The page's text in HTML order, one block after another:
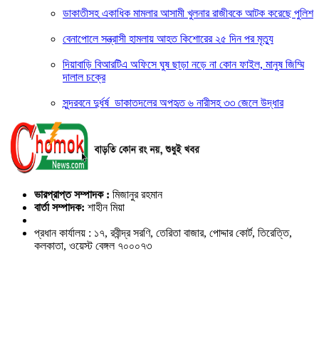
ডাকাতীসহ একাধিক মামলার আসামী খুলনার রাজীবকে আটক করেছে পুলিশ
বেনাপোলে সন্ত্রাসী হামলায় আহত কিশোরের ২৫ দিন পর মৃত্যু
দিয়াবাড়ি বিআরটিএ অফিসে ঘুষ ছাড়া নড়ে না কোন ফাইল, মানুষ জিম্মি
দালাল চক্রে
সুন্দরবনে দুর্ধর্ষ ডাকাতদলের অপহৃত ৬ নারীসহ ৩৩ জেলে উদ্ধার
ভারপ্রাপ্ত সম্পাদক : মিজানুর রহমান
বার্তা সম্পাদক: শাহীন মিয়া
প্রধান কার্যালয় : ১৭, রবীন্দ্র সরণি, তেরিতা বাজার, পোদ্দার কোর্ট, তিরেত্তি,
কলকাতা, ওয়েস্ট বেঙ্গল ৭০০০৭৩